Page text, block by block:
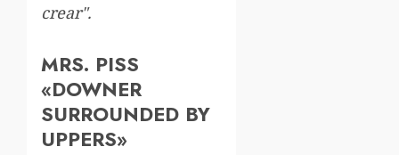
crear".
MRS. PISS
«DOWNER
SURROUNDED BY
UPPERS»